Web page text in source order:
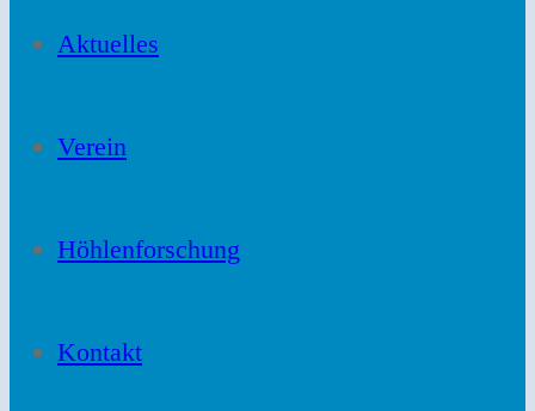
Aktuelles
Verein
Höhlenforschung
Kontakt